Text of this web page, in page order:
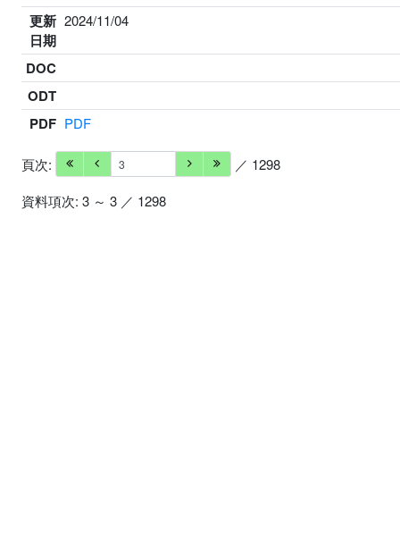
更新
日期
2024/11/04
DOC
ODT
PDF PDF
頁次:
／ 1298
資料項次: 3 ～ 3 ／ 1298